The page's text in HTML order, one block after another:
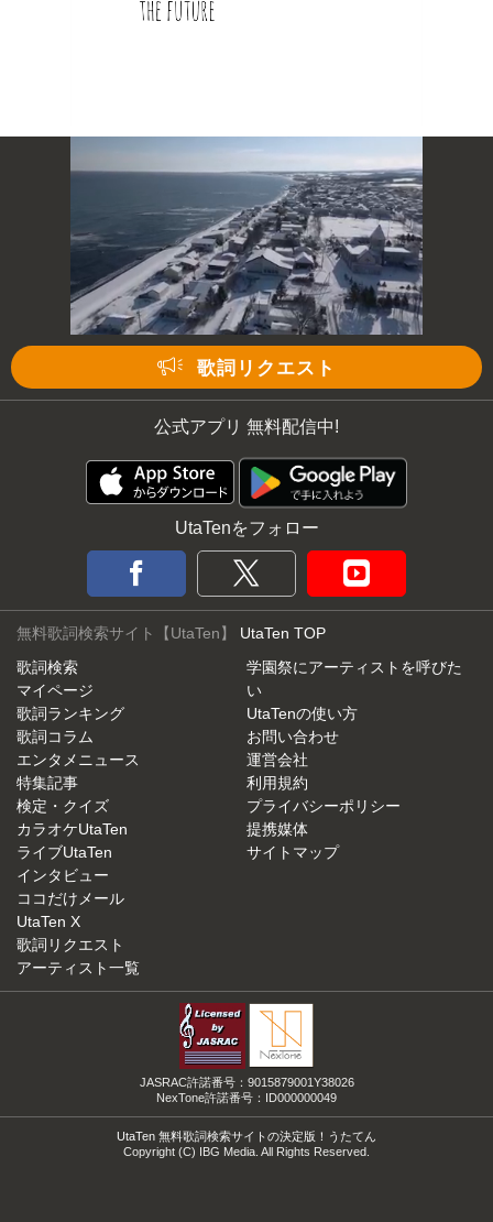
歌詞リクエスト
公式アプリ 無料配信中!
UtaTenをフォロー
無料歌詞検索サイト【UtaTen】 UtaTen TOP
歌詞検索
マイページ
歌詞ランキング
歌詞コラム
エンタメニュース
特集記事
検定・クイズ
カラオケUtaTen
ライブUtaTen
インタビュー
ココだけメール
UtaTen X
歌詞リクエスト
アーティスト一覧
学園祭にアーティストを呼びた
い
UtaTenの使い方
お問い合わせ
運営会社
利用規約
プライバシーポリシー
提携媒体
サイトマップ
JASRAC許諾番号：9015879001Y38026
NexTone許諾番号：ID000000049
UtaTen 無料歌詞検索サイトの決定版！うたてん
Copyright (C) IBG Media. All Rights Reserved.